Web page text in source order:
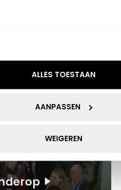
ALLES TOESTAAN
AANPASSEN
WEIGEREN
Education
EVENEMENT